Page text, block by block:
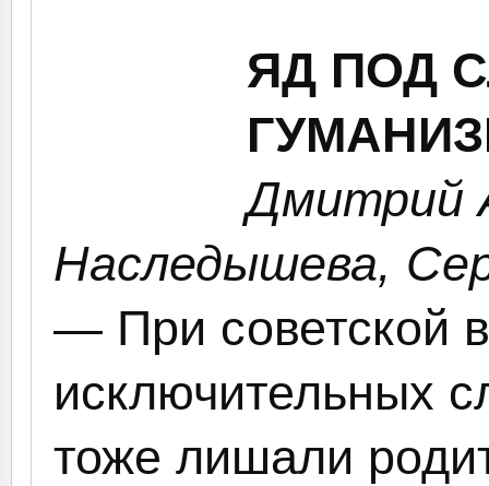
ЯД ПОД
Дмитрий
Наследышева,
— При советской
исключительных
тоже лишали